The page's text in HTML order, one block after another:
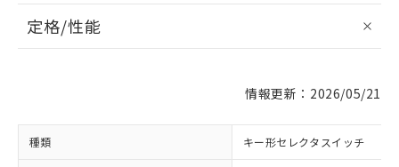
定格/性能
情報更新：2026/05/21
種類 キー形セレクタスイッチ